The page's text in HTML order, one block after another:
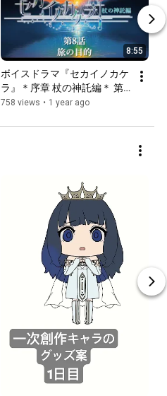
8:55
ボイスドラマ『セカイノカケ
ラ』＊序章 杖の神託編＊ 第8
話「旅の目的」
758 views • 1 year ago